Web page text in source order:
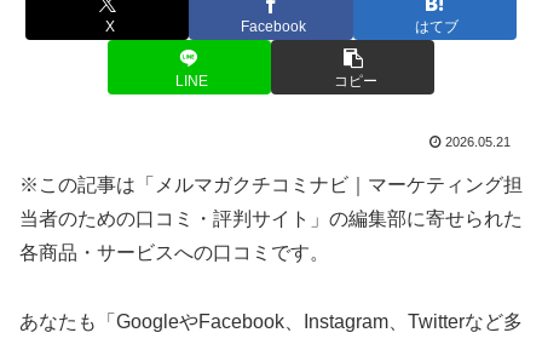
X Facebook はてブ
LINE コピー
2026.05.21
※この記事は「メルマガクチコミナビ｜マーケティング担
当者のための口コミ・評判サイト」の編集部に寄せられた
各商品・サービスへの口コミです。
あなたも「GoogleやFacebook、Instagram、Twitterなど多